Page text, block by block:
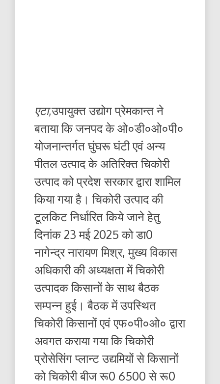
एटा,उपायुक्त उद्योग प्रेमकान्त ने
बताया कि जनपद के ओ०डी०ओ०पी०
योजनान्तर्गत घुंघरू घंटी एवं अन्य
पीतल उत्पाद के अतिरिक्त चिकोरी
उत्पाद को प्रदेश सरकार द्वारा शामिल
किया गया है। चिकोरी उत्पाद की
टूलकिट निर्धारित किये जाने हेतु
दिनांक 23 मई 2025 को डा0
नागेन्द्र नारायण मिश्र, मुख्य विकास
अधिकारी की अध्यक्षता में चिकोरी
उत्पादक किसानों के साथ बैठक
सम्पन्न हुई। बैठक में उपस्थित
चिकोरी किसानों एवं एफ०पी०ओ० द्वारा
अवगत कराया गया कि चिकोरी
प्रोसेसिंग प्लान्ट उद्यमियों से किसानों
को चिकोरी बीज रू0 6500 से रू0